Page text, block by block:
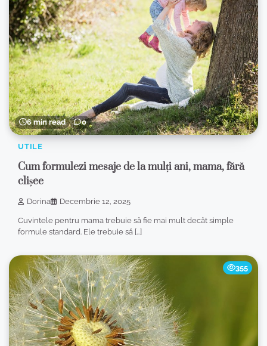
6 min read 0
UTILE
Cum formulezi mesaje de la mulți ani, mama, fără
clișee
Dorina Decembrie 12, 2025
Cuvintele pentru mama trebuie să fie mai mult decât simple
formule standard. Ele trebuie să […]
355